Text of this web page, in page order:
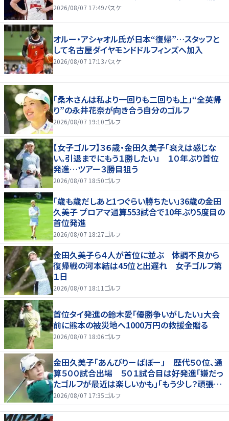
2026/08/07 17:49バスケ
オルー・アシャオル氏が日本“復帰”…スタッフと
して名古屋ダイヤモンドドルフィンズへ加入
2026/08/07 17:13バスケ
「桑木さんは私より一回りも二回りも上」“全英帰
り”の永井花奈が向き合う自分のゴルフ
2026/08/07 19:10ゴルフ
【女子ゴルフ】３６歳・金田久美子「衰えは感じな
い。引退までにもう１勝したい」 １０年ぶり首位
発進…ツアー３勝目狙う
2026/08/07 18:50ゴルフ
「歳も歳だしあと1つぐらい勝ちたい」36歳の金田
久美子 プロアマ通算553試合で10年ぶり5度目の
首位発進
2026/08/07 18:27ゴルフ
金田久美子ら４人が首位に並ぶ 体調不良から
復帰戦の河本結は45位と出遅れ 女子ゴルフ第
１日
2026/08/07 18:11 ゴルフ
首位タイ発進の鈴木愛「優勝争いがしたい」大会
前に熊本の被災地へ1000万円の救援金贈る
2026/08/07 18:06ゴルフ
金田久美子「あんびりーばぼー」 歴代５０位、通
算５００試合出場 ５０１試合目は好発進「嫌だっ
たゴルフが最近は楽しいかも」「もう少し？頑張り
たいな」
2026/08/07 17:35ゴルフ